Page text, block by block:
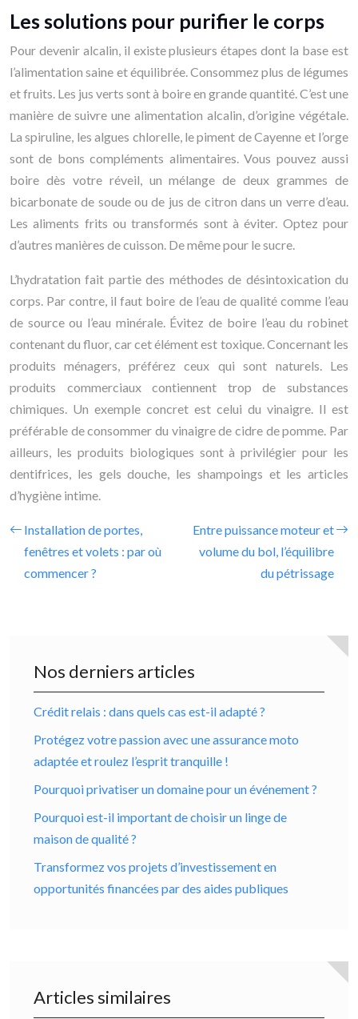
Les solutions pour purifier le corps
Pour devenir alcalin, il existe plusieurs étapes dont la base est
l’alimentation saine et équilibrée. Consommez plus de légumes
et fruits. Les jus verts sont à boire en grande quantité. C’est une
manière de suivre une alimentation alcalin, d’origine végétale.
La spiruline, les algues chlorelle, le piment de Cayenne et l’orge
sont de bons compléments alimentaires. Vous pouvez aussi
boire dès votre réveil, un mélange de deux grammes de
bicarbonate de soude ou de jus de citron dans un verre d’eau.
Les aliments frits ou transformés sont à éviter. Optez pour
d’autres manières de cuisson. De même pour le sucre.
L’hydratation fait partie des méthodes de désintoxication du
corps. Par contre, il faut boire de l’eau de qualité comme l’eau
de source ou l’eau minérale. Évitez de boire l’eau du robinet
contenant du fluor, car cet élément est toxique. Concernant les
produits ménagers, préférez ceux qui sont naturels. Les
produits commerciaux contiennent trop de substances
chimiques. Un exemple concret est celui du vinaigre. Il est
préférable de consommer du vinaigre de cidre de pomme. Par
ailleurs, les produits biologiques sont à privilégier pour les
dentifrices, les gels douche, les shampoings et les articles
d’hygiène intime.
Installation de portes,
fenêtres et volets : par où
commencer ?
Entre puissance moteur et
volume du bol, l’équilibre
du pétrissage
Nos derniers articles
Crédit relais : dans quels cas est-il adapté ?
Protégez votre passion avec une assurance moto
adaptée et roulez l’esprit tranquille !
Pourquoi privatiser un domaine pour un événement ?
Pourquoi est-il important de choisir un linge de
maison de qualité ?
Transformez vos projets d’investissement en
opportunités financées par des aides publiques
Articles similaires